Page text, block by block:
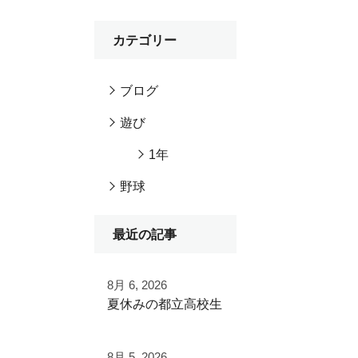
カテゴリー
ブログ
遊び
1年
野球
最近の記事
8月 6, 2026
夏休みの都立高校生